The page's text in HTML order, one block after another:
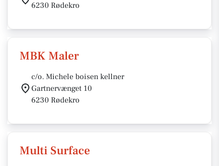
6230 Rødekro
MBK Maler
c/o. Michele boisen kellner
Gartnervænget 10
6230 Rødekro
Multi Surface